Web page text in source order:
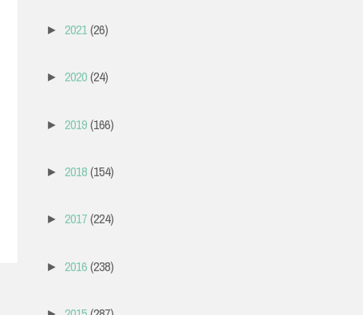
► 2021 (26)
► 2020 (24)
► 2019 (166)
► 2018 (154)
► 2017 (224)
► 2016 (238)